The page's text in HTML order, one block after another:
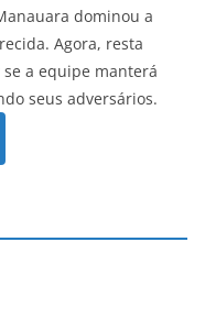
dominou a
Agora, resta
a equipe manterá
seus adversários.